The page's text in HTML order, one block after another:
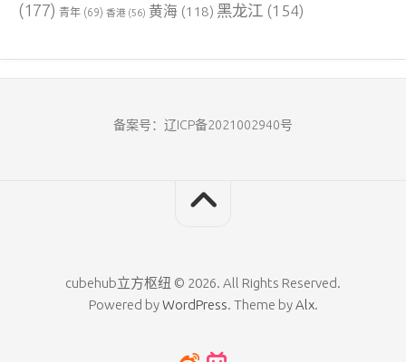
(177) 青年 (69) 香港 (56) 黄海 (118) 黑龙江 (154)
备案号：辽ICP备2021002940号
cubehub立方枢纽 © 2026. All Rights Reserved.
Powered byWordPress. Theme byAlx.